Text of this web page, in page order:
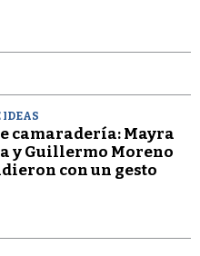
IDEAS
camaradería: Mayra
y Guillermo Moreno
con un gesto